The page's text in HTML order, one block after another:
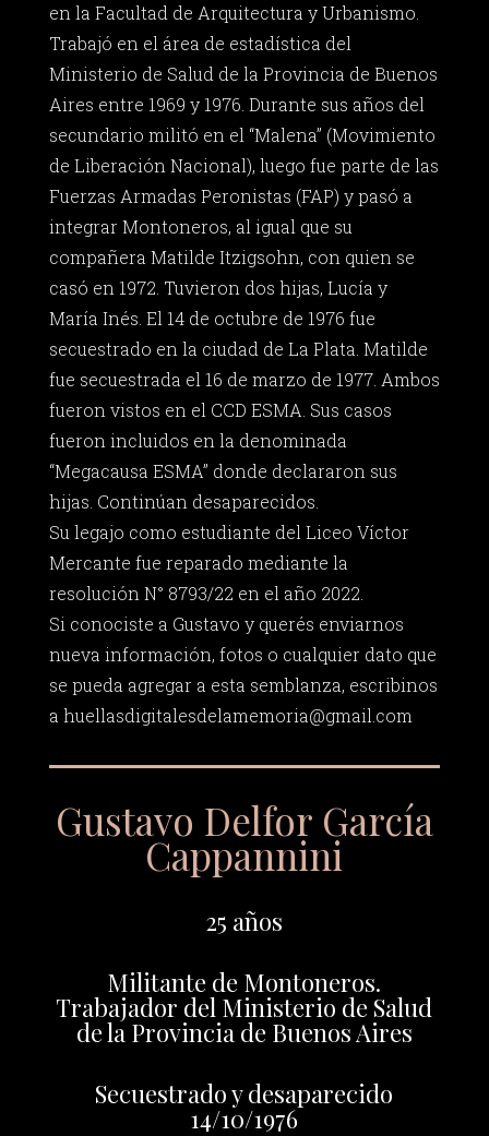
en la Facultad de Arquitectura y Urbanismo.
Trabajó en el área de estadística del
Ministerio de Salud de la Provincia de Buenos
Aires entre 1969 y 1976. Durante sus años del
secundario militó en el “Malena” (Movimiento
de Liberación Nacional), luego fue parte de las
Fuerzas Armadas Peronistas (FAP) y pasó a
integrar Montoneros, al igual que su
compañera Matilde Itzigsohn, con quien se
casó en 1972. Tuvieron dos hijas, Lucía y
María Inés. El 14 de octubre de 1976 fue
secuestrado en la ciudad de La Plata. Matilde
fue secuestrada el 16 de marzo de 1977. Ambos
fueron vistos en el CCD ESMA. Sus casos
fueron incluidos en la denominada
“Megacausa ESMA” donde declararon sus
hijas. Continúan desaparecidos.
Su legajo como estudiante del Liceo Víctor
Mercante fue reparado mediante la
resolución N° 8793/22 en el año 2022.
Si conociste a Gustavo y querés enviarnos
nueva información, fotos o cualquier dato que
se pueda agregar a esta semblanza, escribinos
a huellasdigitalesdelamemoria@gmail.com
Gustavo Delfor García
Cappannini
25 años
Militante de Montoneros.
Trabajador del Ministerio de Salud
de la Provincia de Buenos Aires
Secuestrado y desaparecido
14/10/1976